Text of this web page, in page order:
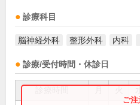
診療科目
脳神経外科 整形外科 内科
診療/受付時間・休診日